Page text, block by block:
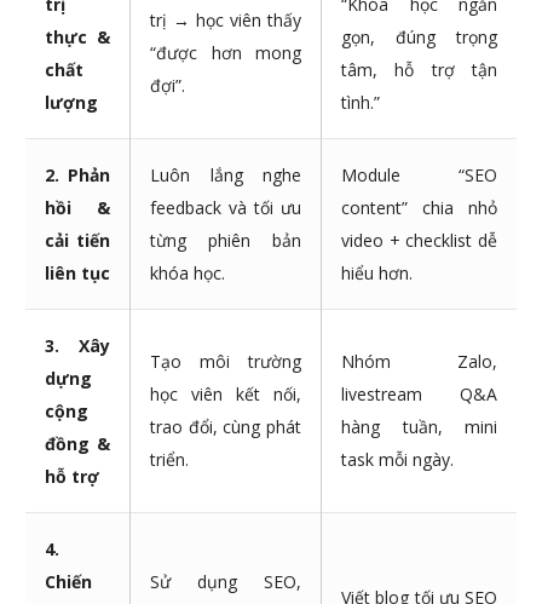
thực &
chất
lượng
trị → học viên thấy
“được hơn mong
đợi”.
gọn, đúng trọng
tâm, hỗ trợ tận
tình.”
2. Phản
hồi &
cải tiến
liên tục
Luôn lắng nghe
feedback và tối ưu
từng phiên bản
khóa học.
Module “SEO
content” chia nhỏ
video + checklist dễ
hiểu hơn.
3. Xây
dựng
cộng
đồng &
hỗ trợ
Tạo môi trường
học viên kết nối,
trao đổi, cùng phát
triển.
Nhóm Zalo,
livestream Q&A
hàng tuần, mini
task mỗi ngày.
4.
Chiến
Sử dụng SEO,
Viết blog tối ưu SEO